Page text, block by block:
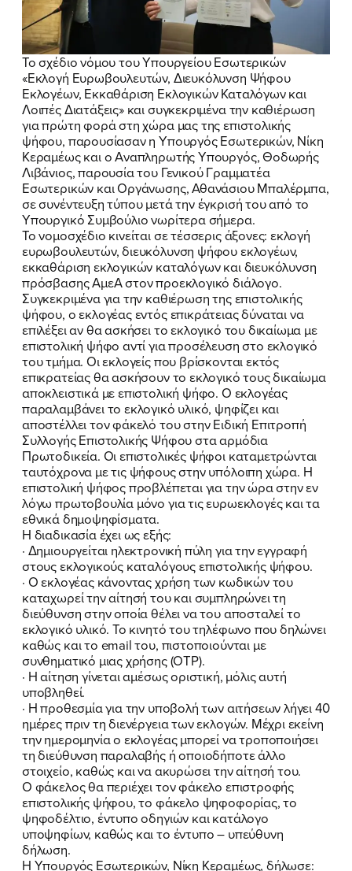
ΠΟΙΑ ΕΙΜΑΙ
ΕΡΓΟ
ΕΚΔΗΛΩΣΕΙΣ
ΝΕΑ
ΕΛΑ ΚΙ ΕΣΥ
FB IN TW YT LN VB TIKTOK
Το σχέδιο νόμου του Υπουργείου Εσωτερικών
«Εκλογή Ευρωβουλευτών, Διευκόλυνση Ψήφου
Εκλογέων, Εκκαθάριση Εκλογικών Καταλόγων και
Λοιπές Διατάξεις» και συγκεκριμένα την καθιέρωση
για πρώτη φορά στη χώρα μας της επιστολικής
ψήφου, παρουσίασαν η Υπουργός Εσωτερικών, Νίκη
Κεραμέως και ο Αναπληρωτής Υπουργός, Θοδωρής
Λιβάνιος, παρουσία του Γενικού Γραμματέα
Εσωτερικών και Οργάνωσης, Αθανάσιου Μπαλέρμπα,
σε συνέντευξη τύπου μετά την έγκρισή του από το
Υπουργικό Συμβούλιο νωρίτερα σήμερα.
Το νομοσχέδιο κινείται σε τέσσερις άξονες: εκλογή
ευρωβουλευτών, διευκόλυνση ψήφου εκλογέων,
εκκαθάριση εκλογικών καταλόγων και διευκόλυνση
πρόσβασης ΑμεΑ στον προεκλογικό διάλογο.
Συγκεκριμένα για την καθιέρωση της επιστολικής
ψήφου, ο εκλογέας εντός επικράτειας δύναται να
επιλέξει αν θα ασκήσει το εκλογικό του δικαίωμα με
επιστολική ψήφο αντί για προσέλευση στο εκλογικό
του τμήμα. Οι εκλογείς που βρίσκονται εκτός
επικρατείας θα ασκήσουν το εκλογικό τους δικαίωμα
αποκλειστικά με επιστολική ψήφο. Ο εκλογέας
παραλαμβάνει το εκλογικό υλικό, ψηφίζει και
αποστέλλει τον φάκελό του στην Ειδική Επιτροπή
Συλλογής Επιστολικής Ψήφου στα αρμόδια
Πρωτοδικεία. Οι επιστολικές ψήφοι καταμετρώνται
ταυτόχρονα με τις ψήφους στην υπόλοιπη χώρα. Η
επιστολική ψήφος προβλέπεται για την ώρα στην εν
λόγω πρωτοβουλία μόνο για τις ευρωεκλογές και τα
εθνικά δημοψηφίσματα.
Η διαδικασία έχει ως εξής:
· Δημιουργείται ηλεκτρονική πύλη για την εγγραφή
στους εκλογικούς καταλόγους επιστολικής ψήφου.
· Ο εκλογέας κάνοντας χρήση των κωδικών του
καταχωρεί την αίτησή του και συμπληρώνει τη
διεύθυνση στην οποία θέλει να του αποσταλεί το
εκλογικό υλικό. Το κινητό του τηλέφωνο που δηλώνει
καθώς και το email του, πιστοποιούνται με
συνθηματικό μιας χρήσης (OTP).
· H αίτηση γίνεται αμέσως οριστική, μόλις αυτή
υποβληθεί.
· Η προθεσμία για την υποβολή των αιτήσεων λήγει 40
ημέρες πριν τη διενέργεια των εκλογών. Μέχρι εκείνη
την ημερομηνία ο εκλογέας μπορεί να τροποποιήσει
τη διεύθυνση παραλαβής ή οποιοδήποτε άλλο
στοιχείο, καθώς και να ακυρώσει την αίτησή του.
Ο φάκελος θα περιέχει τον φάκελο επιστροφής
επιστολικής ψήφου, το φάκελο ψηφοφορίας, το
ψηφοδέλτιο, έντυπο οδηγιών και κατάλογο
υποψηφίων, καθώς και το έντυπο – υπεύθυνη
δήλωση.
Η Υπουργός Εσωτερικών, Νίκη Κεραμέως, δήλωσε: